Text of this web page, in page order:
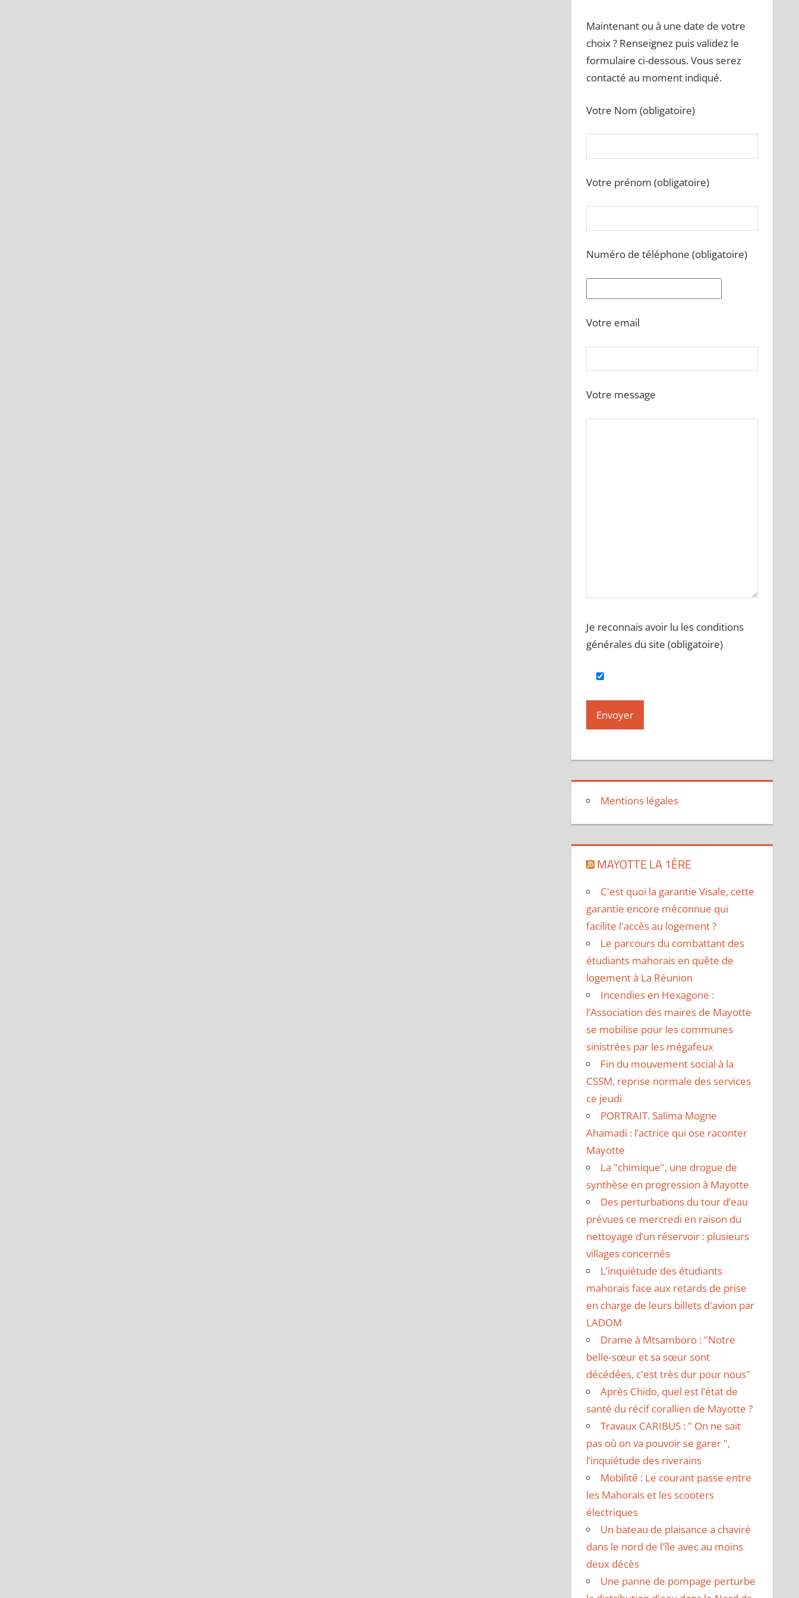
Maintenant ou à une date de votre
choix ? Renseignez puis validez le
formulaire ci-dessous. Vous serez
contacté au moment indiqué.
Votre Nom (obligatoire)
Votre prénom (obligatoire)
Numéro de téléphone (obligatoire)
Votre email
Votre message
Je reconnais avoir lu les conditions
générales du site (obligatoire)
Mentions légales
MAYOTTE LA 1ÈRE
C'est quoi la garantie Visale, cette
garantie encore méconnue qui
facilite l'accès au logement ?
Le parcours du combattant des
étudiants mahorais en quête de
logement à La Réunion
Incendies en Hexagone :
l’Association des maires de Mayotte
se mobilise pour les communes
sinistrées par les mégafeux
Fin du mouvement social à la
CSSM, reprise normale des services
ce jeudi
PORTRAIT. Salima Mogne
Ahamadi : l’actrice qui ose raconter
Mayotte
La "chimique", une drogue de
synthèse en progression à Mayotte
Des perturbations du tour d’eau
prévues ce mercredi en raison du
nettoyage d’un réservoir : plusieurs
villages concernés
L’inquiétude des étudiants
mahorais face aux retards de prise
en charge de leurs billets d'avion par
LADOM
Drame à Mtsamboro : "Notre
belle-sœur et sa sœur sont
décédées, c'est très dur pour nous"
Après Chido, quel est l’état de
santé du récif corallien de Mayotte ?
Travaux CARIBUS : " On ne sait
pas où on va pouvoir se garer ",
l’inquiétude des riverains
Mobilité : Le courant passe entre
les Mahorais et les scooters
électriques
Un bateau de plaisance a chaviré
dans le nord de l'île avec au moins
deux décès
Une panne de pompage perturbe